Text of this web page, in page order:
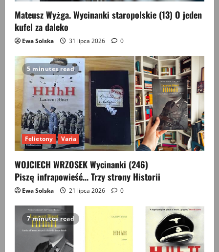
Mateusz Wyżga. Wycinanki staropolskie (13) O jeden
kufel za daleko
Ewa Solska 31 lipca 2026 0
5 minutes read
Felietony Varia
WOJCIECH WRZOSEK Wycinanki (246)
Piszę infrapowieść… Trzy strony Historii
Ewa Solska 21 lipca 2026 0
7 minutes read